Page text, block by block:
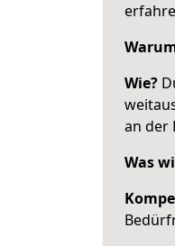
Wie?
an der
Was